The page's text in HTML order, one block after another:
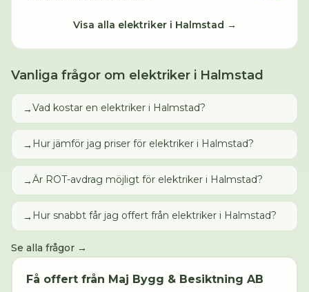
Visa alla elektrikeri Halmstad →
Vanliga frågor om elektriker i Halmstad
→Vad kostar en elektriker i Halmstad?
→ Hur jämför jag priser för elektriker i Halmstad?
→Är ROT-avdrag möjligt för elektriker i Halmstad?
→ Hur snabbt får jag offert från elektriker i Halmstad?
Se alla frågor →
Få offert från Maj Bygg & Besiktning AB